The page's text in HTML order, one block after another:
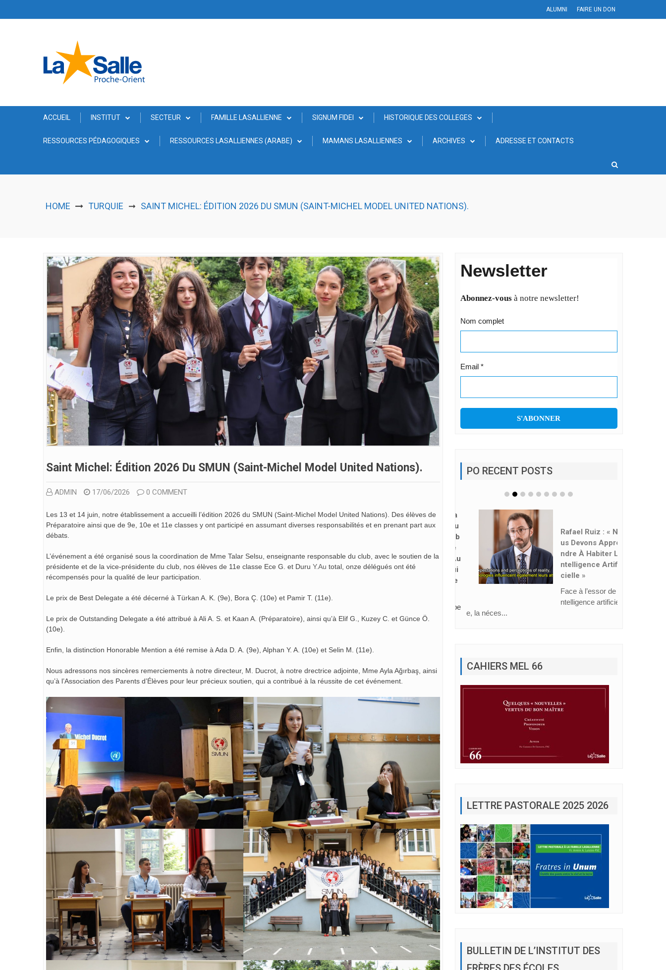
ALUMNI FAIRE UN DON
ACCUEIL INSTITUT SECTEUR FAMILLE LASALLIENNE SIGNUM FIDEI HISTORIQUE DES COLLEGES
RESSOURCES PÉDAGOGIQUES RESSOURCES LASALLIENNES (ARABE) MAMANS LASALLIENNES ARCHIVES ADRESSE ET CONTACTS
HOME TURQUIE ➞ SAINT MICHEL: ÉDITION 2026 DU SMUN (SAINT-MICHEL MODEL UNITED NATIONS).
Saint Michel: Édition 2026 Du SMUN (Saint-Michel Model United Nations).
ADMIN 17/06/2026 0 COMMENT
Les 13 et 14 juin, notre établissement a accueilli l’édition 2026 du SMUN (Saint-Michel Model United Nations). Des élèves de
Préparatoire ainsi que de 9e, 10e et 11e classes y ont participé en assumant diverses responsabilités et en prenant part aux
débats.
L’événement a été organisé sous la coordination de Mme Talar Selsu, enseignante responsable du club, avec le soutien de la
présidente et de la vice-présidente du club, nos élèves de 11e classe Ece G. et Duru Y.Au total, onze délégués ont été
récompensés pour la qualité de leur participation.
Le prix de Best Delegate a été décerné à Türkan A. K. (9e), Bora Ç. (10e) et Pamir T. (11e).
Le prix de Outstanding Delegate a été attribué à Ali A. S. et Kaan A. (Préparatoire), ainsi qu’à Elif G., Kuzey C. et Günce Ö.
(10e).
Enfin, la distinction Honorable Mention a été remise à Ada D. A. (9e), Alphan Y. A. (10e) et Selin M. (11e).
Nous adressons nos sincères remerciements à notre directeur, M. Ducrot, à notre drectrice adjointe, Mme Ayla Ağırbaş, ainsi
qu’à l’Association des Parents d’Élèves pour leur précieux soutien, qui a contribué à la réussite de cet événement.
Newsletter
Abonnez-vousà notre newsletter!
Nom complet
Email *
PO RECENT POSTS
Ndre À Habiter L’i
Ntelligence Artifi
Cielle »
Face à l’essor de l’i
FRÈRES DES ÉCOLES
CHRÉTIENNES (N° 262)